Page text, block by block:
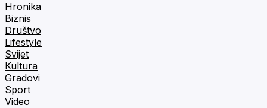
Hronika
Biznis
Društvo
Lifestyle
Svijet
Kultura
Gradovi
Sport
Video